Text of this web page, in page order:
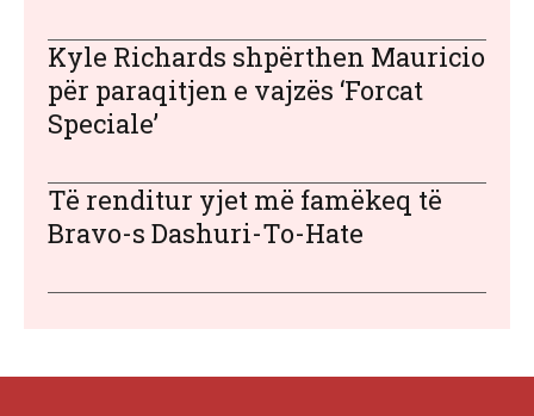
Kyle Richards shpërthen Mauricio
për paraqitjen e vajzës ‘Forcat
Speciale’
Të renditur yjet më famëkeq të
Bravo-s Dashuri-To-Hate